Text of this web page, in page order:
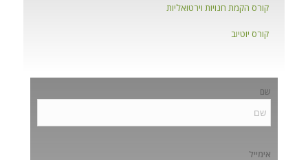
קורס הקמת חנויות וירטואליות
קורס יוטיוב
שם
אימייל